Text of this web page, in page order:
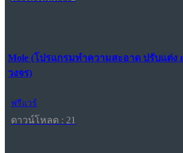
Mole (โปรแกรมทำความสะอาด ปรับแต่ง
วงจร)
ฟรีแวร์
ดาวน์โหลด : 21